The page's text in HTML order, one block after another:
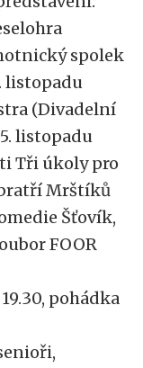
spolek
listopadu
(Divadelní
listopadu
Tři úkoly pro
Mrštíků
Šťovík,
FOOR
pohádka